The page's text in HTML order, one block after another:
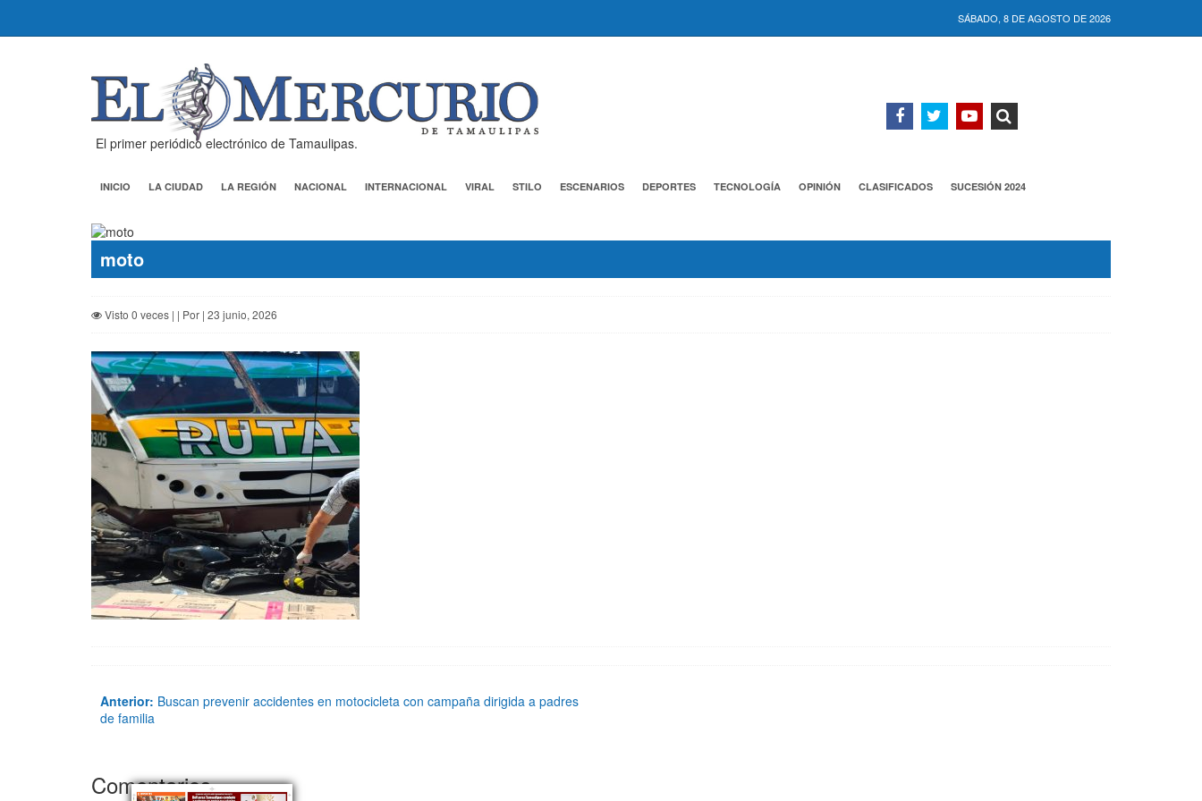
SÁBADO, 8 DE AGOSTO DE 2026
El primer periódico electrónico de Tamaulipas.
INICIO LA CIUDAD LA REGIÓN NACIONAL INTERNACIONAL VIRAL STILO ESCENARIOS DEPORTES TECNOLOGÍA OPINIÓN CLASIFICADOS SUCESIÓN 2024
moto
Visto 0 veces | | Por | 23 junio, 2026
Anterior: Buscan prevenir accidentes en motocicleta con campaña dirigida a padres
de familia
Comentarios